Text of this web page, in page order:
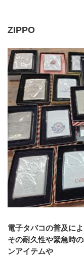
ZIPPO
電子タバコの普及に
その耐久性や緊急時
ンアイテムや